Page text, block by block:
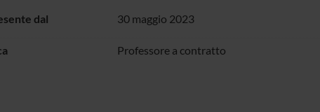
dal 30 maggio 2023
Professore a contratto